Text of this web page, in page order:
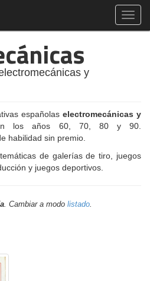
y
españolas electromecánicas y
los años 60, 70, 80 y 90.
habilidad sin premio.
de galerías de tiro, juegos
y juegos deportivos.
. Cambiar a modo listado.